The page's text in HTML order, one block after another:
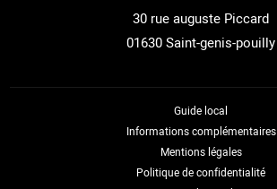
30 rue auguste Piccard
01630 Saint-genis-pouilly
Guide local
Informations complémentaires
Mentions légales
Politique de confidentialité